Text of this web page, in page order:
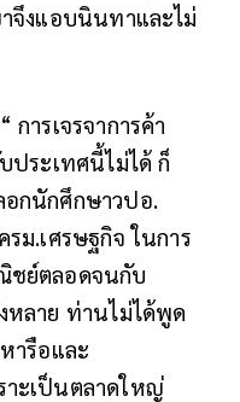
จึงแอบนินทาและไม่
ารเจรจาการค้า
ประเทศนี้ไม่ได้ ก็
กนักศึกษาวปอ.
ม.เศรษฐกิจ ในการ
ชย์ตลอดจนกับ
หลาย ท่านไม่ได้พูด
ารือและ
ะเป็นตลาดใหญ่